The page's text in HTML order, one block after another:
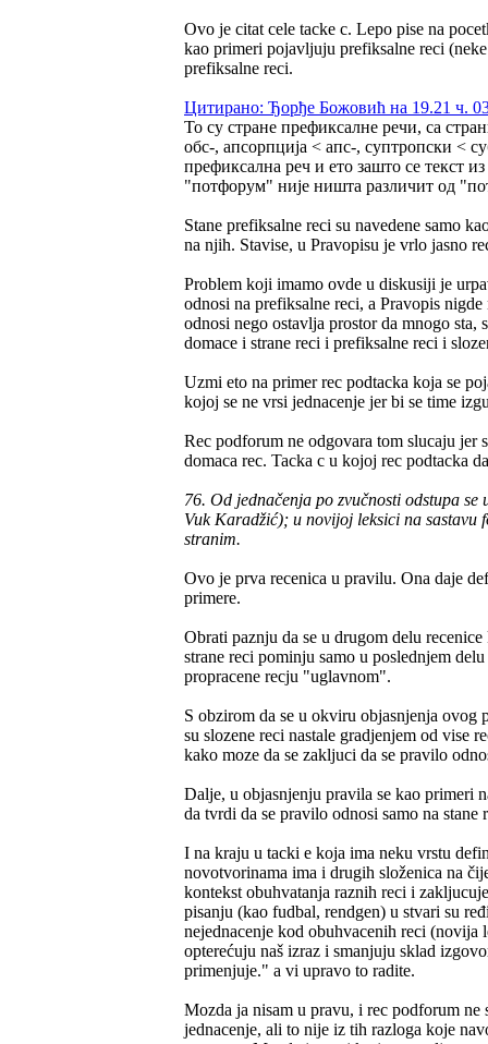
Ovo je citat cele tacke c. Lepo pise na
kao primeri pojavljuju prefiksalne reci
prefiksalne reci.
Цитирано: Ђорђе Божовић на 19.21 ч.
То су стране префиксалне речи, са
обс-, апсорпција < апс-, суптропски <
префиксална реч и ето зашто се текст
"потфорум" није ништа различит од
Stane prefiksalne reci su navedene samo
na njih. Stavise, u Pravopisu je vrlo jasno
Problem koji imamo ovde u diskusiji je
odnosi na prefiksalne reci, a Pravopis
odnosi nego ostavlja prostor da mnogo
domace i strane reci i prefiksalne reci i
Uzmi eto na primer rec podtacka koja se
kojoj se ne vrsi jednacenje jer bi se time
Rec podforum ne odgovara tom slucaju jer
domaca rec. Tacka c u kojoj rec podtacka
76. Od jednačenja po zvučnosti odstupa
Vuk Karadžić); u novijoj leksici na sastavu
stranim.
Ovo je prva recenica u pravilu. Ona daje
primere.
Obrati paznju da se u drugom delu
strane reci pominju samo u poslednjem
propracene recju "uglavnom".
S obzirom da se u okviru objasnjenja
su slozene reci nastale gradjenjem od vise
kako moze da se zakljuci da se pravilo
Dalje, u objasnjenju pravila se kao primeri
da tvrdi da se pravilo odnosi samo na stane
I na kraju u tacki e koja ima neku vrstu
novotvorinama ima i drugih složenica na
kontekst obuhvatanja raznih reci i
pisanju (kao fudbal, rendgen) u stvari su
nejednacenje kod obuhvacenih reci
opterećuju naš izraz i smanjuju sklad
primenjuje." a vi upravo to radite.
Mozda ja nisam u pravu, i rec podforum ne
jednacenje, ali to nije iz tih razloga koje